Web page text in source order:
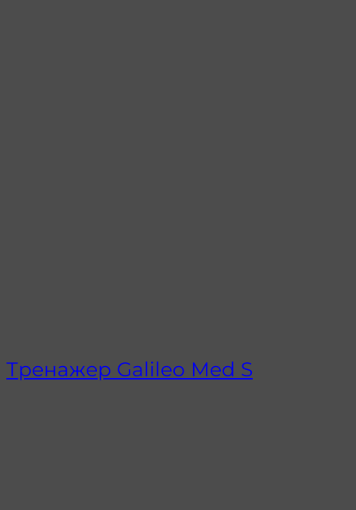
Тренажер Galileo Med S